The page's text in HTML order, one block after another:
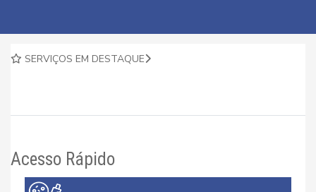
SERVIÇOS EM DESTAQUE
Acesso Rápido